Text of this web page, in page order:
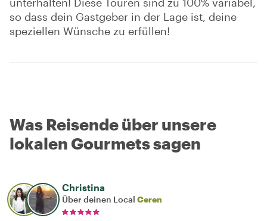
so dass dein Gastgeber in der Lage ist, deine
speziellen Wünsche zu erfüllen!
Was Reisende über unsere
lokalen Gourmets sagen
Christina
Über deinen Local Ceren